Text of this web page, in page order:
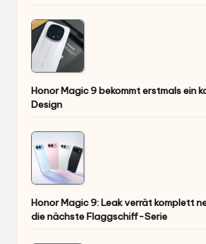
Honor Magic 9 bekommt erstmals ein
Design
Honor Magic 9: Leak verrät komplett
die nächste Flaggschiff-Serie